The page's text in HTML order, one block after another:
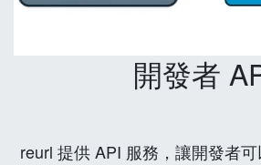
開發者
reurl 提供 API 服務，讓開發者